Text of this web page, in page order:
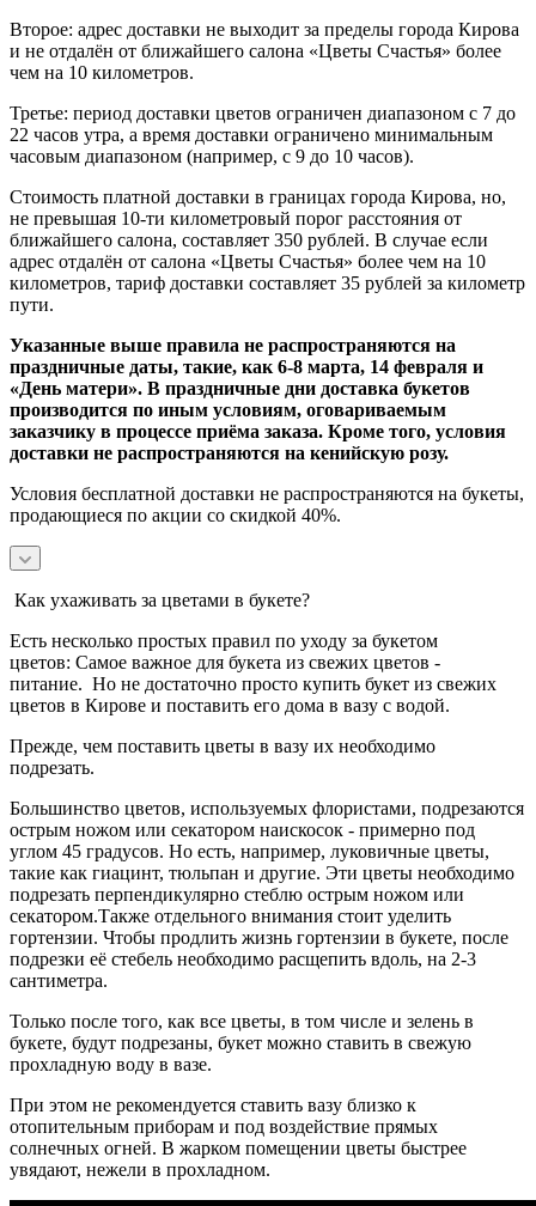
Второе: адрес доставки не выходит за пределы города Кирова
и не отдалён от ближайшего салона «Цветы Счастья» более
чем на 10 километров.
Третье: период доставки цветов ограничен диапазоном с 7 до
22 часов утра, а время доставки ограничено минимальным
часовым диапазоном (например, с 9 до 10 часов).
Стоимость платной доставки в границах города Кирова, но,
не превышая 10-ти километровый порог расстояния от
ближайшего салона, составляет 350 рублей. В случае если
адрес отдалён от салона «Цветы Счастья» более чем на 10
километров, тариф доставки составляет 35 рублей за километр
пути.
Указанные выше правила не распространяются на
праздничные даты, такие, как 6-8 марта, 14 февраля и
«День матери». В праздничные дни доставка букетов
производится по иным условиям, оговариваемым
заказчику в процессе приёма заказа. Кроме того, условия
доставки не распространяются на кенийскую розу.
Условия бесплатной доставки не распространяются на букеты,
продающиеся по акции со скидкой 40%.
Как ухаживать за цветами в букете?
Есть несколько простых правил по уходу за букетом
цветов: Самое важное для букета из свежих цветов -
питание. Но не достаточно просто купить букет из свежих
цветов в Кирове и поставить его дома в вазу с водой.
Прежде, чем поставить цветы в вазу их необходимо
подрезать.
Большинство цветов, используемых флористами, подрезаются
острым ножом или секатором наискосок - примерно под
углом 45 градусов. Но есть, например, луковичные цветы,
такие как гиацинт, тюльпан и другие. Эти цветы необходимо
подрезать перпендикулярно стеблю острым ножом или
секатором.Также отдельного внимания стоит уделить
гортензии. Чтобы продлить жизнь гортензии в букете, после
подрезки её стебель необходимо расщепить вдоль, на 2-3
сантиметра.
Только после того, как все цветы, в том числе и зелень в
букете, будут подрезаны, букет можно ставить в свежую
прохладную воду в вазе.
При этом не рекомендуется ставить вазу близко к
отопительным приборам и под воздействие прямых
солнечных огней. В жарком помещении цветы быстрее
увядают, нежели в прохладном.